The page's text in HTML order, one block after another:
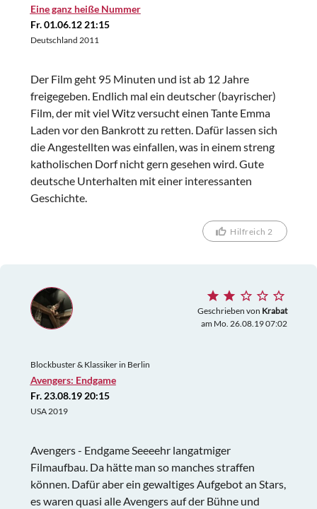
Eine ganz heiße Nummer
Fr. 01.06.12 21:15
Deutschland 2011
Der Film geht 95 Minuten und ist ab 12 Jahre
freigegeben. Endlich mal ein deutscher (bayrischer)
Film, der mit viel Witz versucht einen Tante Emma
Laden vor den Bankrott zu retten. Dafür lassen sich
die Angestellten was einfallen, was in einem streng
katholischen Dorf nicht gern gesehen wird. Gute
deutsche Unterhalten mit einer interessanten
Geschichte.
Hilfreich 2
Geschrieben von Krabat
am Mo. 26.08.19 07:02
Blockbuster & Klassiker in Berlin
Avengers: Endgame
Fr. 23.08.19 20:15
USA 2019
Avengers - Endgame Seeeehr langatmiger
Filmaufbau. Da hätte man so manches straffen
können. Dafür aber ein gewaltiges Aufgebot an Stars,
es waren quasi alle Avengers auf der Bühne und